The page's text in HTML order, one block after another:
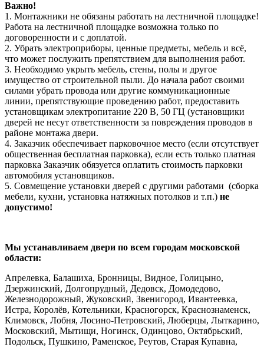
Важно!
1. Монтажники не обязаны работать на лестничной площадке!
Работа на лестничной площадке возможна только по
договоренности и с доплатой.
2. Убрать электроприборы, ценные предметы, мебель и всё,
что может послужить препятствием для выполнения работ.
3. Необходимо укрыть мебель, стены, полы и другое
имущество от строительной пыли. До начала работ своими
силами убрать провода или другие коммуникационные
линии, препятствующие проведению работ, предоставить
установщикам электропитание 220 В, 50 ГЦ (установщики
дверей не несут ответственности за повреждения проводов в
районе монтажа двери.
4. Заказчик обеспечивает парковочное место (если отсутствует
общественная бесплатная парковка), если есть только платная
парковка Заказчик обязуется оплатить стоимость парковки
автомобиля установщиков.
5. Совмещение установки дверей с другими работами (сборка
мебели, кухни, установка натяжных потолков и т.п.) не
допустимо!
Мы устанавливаем двери по всем городам московской
области:
Апрелевка, Балашиха, Бронницы, Видное, Голицыно,
Дзержинский, Долгопрудный, Дедовск, Домодедово,
Железнодорожный, Жуковский, Звенигород, Ивантеевка,
Истра, Королёв, Котельники, Красногорск, Краснознаменск,
Климовск, Лобня, Лосино-Петровский, Люберцы, Лыткарино,
Московский, Мытищи, Ногинск, Одинцово, Октябрьский,
Подольск, Пушкино, Раменское, Реутов, Старая Купавна,